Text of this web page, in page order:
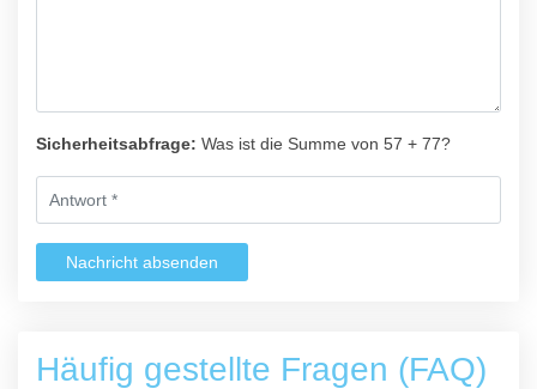
Sicherheitsabfrage: Was ist die Summe von 57 + 77?
Nachricht absenden
Häufig gestellte Fragen (FAQ)